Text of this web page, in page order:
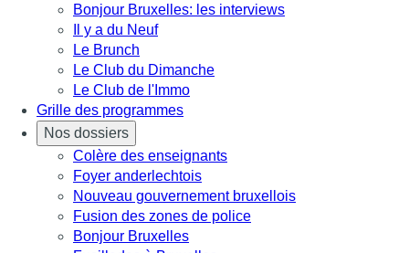
Bonjour Bruxelles: les interviews
Il y a du Neuf
Le Brunch
Le Club du Dimanche
Le Club de l'Immo
Grille des programmes
Nos dossiers
Colère des enseignants
Foyer anderlechtois
Nouveau gouvernement bruxellois
Fusion des zones de police
Bonjour Bruxelles